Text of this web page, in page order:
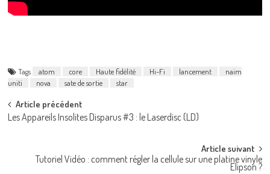
Tags atom core Haute fidélité Hi-Fi lancement
naim
uniti
nova sate de sortie star
Post
navigation
Article précédent
Les Appareils Insolites Disparus #3 : le Laserdisc (LD)
Article suivant
Tutoriel Vidéo : comment régler la cellule sur une platine vinyle
Elipson ?